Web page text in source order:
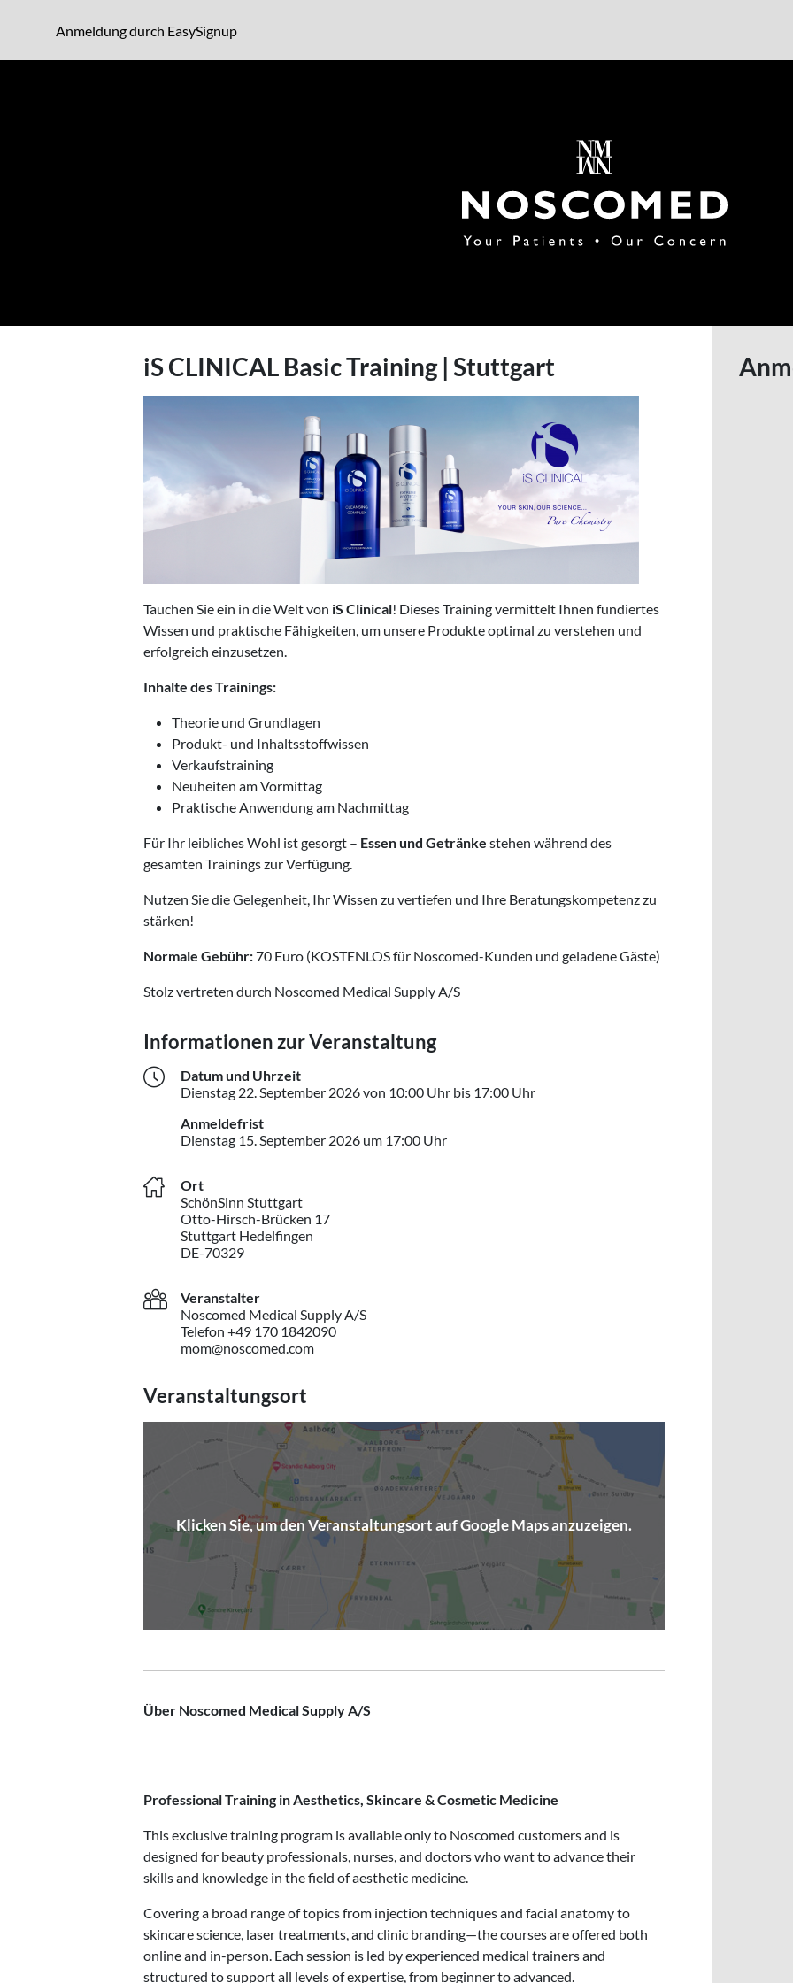
Zur Anmeldung wechseln
Anmeldung durch EasySignup(opens in a new window)
iS CLINICAL Basic Training | Stuttgart
Tauchen Sie ein in die Welt von iS Clinical! Dieses Training vermittelt Ihnen fundiertes
Wissen und praktische Fähigkeiten, um unsere Produkte optimal zu verstehen und
erfolgreich einzusetzen.
Inhalte des Trainings:
Theorie und Grundlagen
Produkt- und Inhaltsstoffwissen
Verkaufstraining
Neuheiten am Vormittag
Praktische Anwendung am Nachmittag
Für Ihr leibliches Wohl ist gesorgt – Essen und Getränke stehen während des
gesamten Trainings zur Verfügung.
Nutzen Sie die Gelegenheit, Ihr Wissen zu vertiefen und Ihre Beratungskompetenz zu
stärken!
Normale Gebühr:70 Euro (KOSTENLOS für Noscomed-Kunden und geladene Gäste)
Stolz vertreten durch Noscomed Medical Supply A/S
Informationen zur Veranstaltung
Datum und Uhrzeit
Dienstag 22. September 2026von 10:00 Uhr bis 17:00 UhrDienstag 22. September 2026 von 10:00
Anmeldefrist
Dienstag 15. September 2026 um 17:00 UhrDienstag 15. September 2026 um 17:00 Uhr
Ort
SchönSinn Stuttgart
Otto-Hirsch-Brücken 17
Stuttgart Hedelfingen
DE-70329
Veranstalter
Noscomed Medical Supply A/S
Telefon +49 170 1842090
mom@noscomed.com
Veranstaltungsort
Klicken Sie, um den Veranstaltungsort auf Google Maps anzuzeigen.
(opens in a new window)
Über Noscomed Medical Supply A/S
Professional Training in Aesthetics, Skincare & Cosmetic Medicine
This exclusive training program is available only to Noscomed customers and is
designed for beauty professionals, nurses, and doctors who want to advance their
skills and knowledge in the field of aesthetic medicine.
Covering a broad range of topics from injection techniques and facial anatomy to
skincare science, laser treatments, and clinic branding—the courses are offered both
online and in-person. Each session is led by experienced medical trainers and
structured to support all levels of expertise, from beginner to advanced.